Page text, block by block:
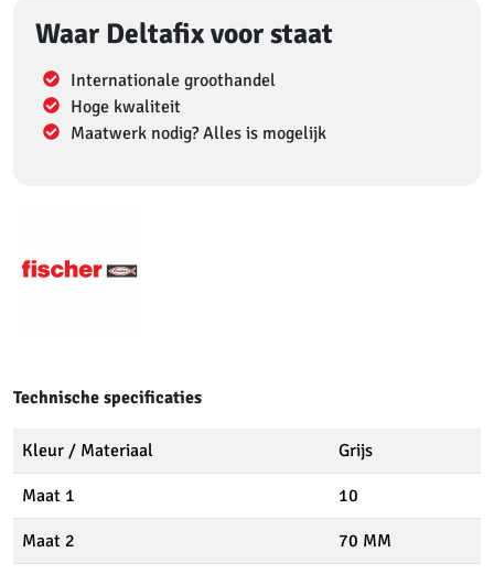
Waar Deltafix voor staat
Internationale groothandel
Hoge kwaliteit
Maatwerk nodig? Alles is mogelijk
Technische specificaties
Kleur / Materiaal Grijs
Maat 1 10
Maat 2 70 MM